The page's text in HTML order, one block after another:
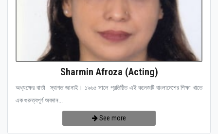
Sharmin Afroza (Acting)
অধ্যক্ষের বার্তা স্বাগত জানাই। ১৯৬৫ সালে প্রতিষ্ঠিত এই কলেজটি বাংলাদেশের শিক্ষা খাতে
এক গুরুত্বপূর্ণ অবদান...
See more